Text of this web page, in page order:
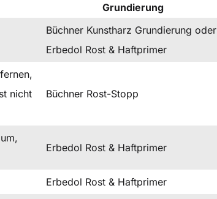
Grundierung
Büchner Kunstharz Grundierung oder
Erbedol Rost & Haftprimer
nicht
Büchner Rost-Stopp
Erbedol Rost & Haftprimer
Erbedol Rost & Haftprimer